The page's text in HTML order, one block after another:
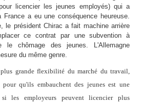
licencier les jeunes employés) qui a
France a eu une conséquence heureuse.
le président Chirac a fait machine arrière
ce contrat par une subvention à
le chômage des jeunes. L'Allemagne
du même genre.
plus grande flexibilité du marché du travail,
qu'ils embauchent des jeunes est une
les employeurs peuvent licencier plus